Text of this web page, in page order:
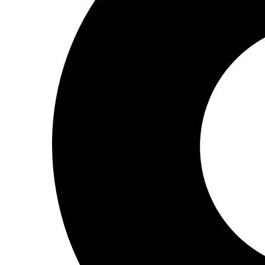
Одескабель Одесский кабельный завод
Укрэнерго-Альянс (Украина)